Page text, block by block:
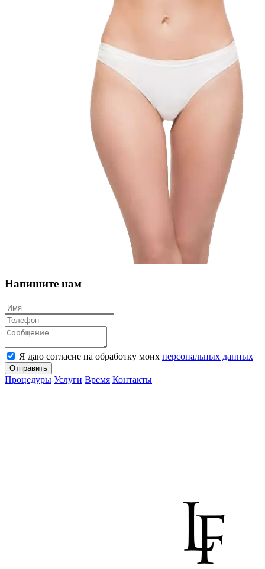
Напишите нам
Я даю согласие на обработку моих персональных данных
Отправить
Процедуры Услуги Время Контакты